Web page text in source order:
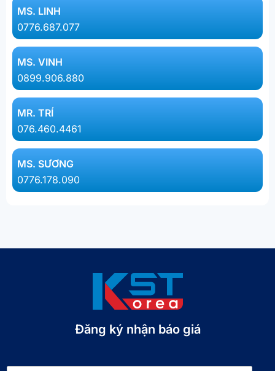
MS. LINH​
0776.687.077​
MS. VINH
0899.906.880
MR. TRÍ
076.460.4461
MS. SƯƠNG
0776.178.090
Đăng ký nhận báo giá​